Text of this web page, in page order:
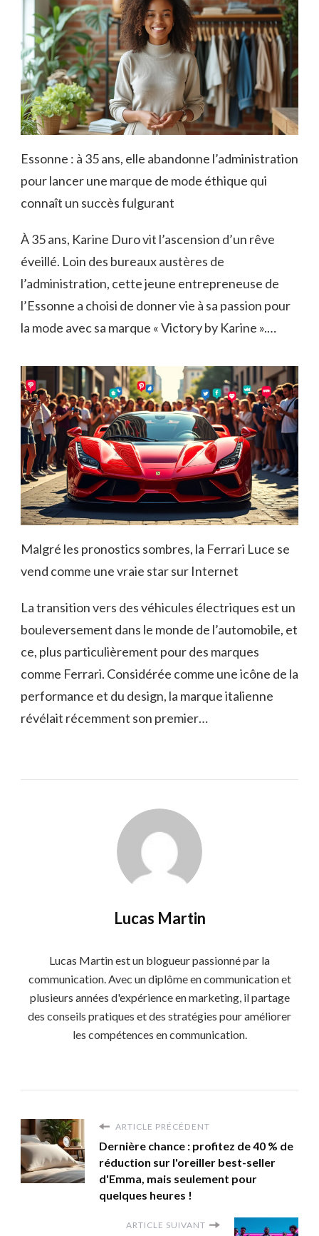
Essonne : à 35 ans, elle abandonne l’administration
pour lancer une marque de mode éthique qui
connaît un succès fulgurant
À 35 ans, Karine Duro vit l’ascension d’un rêve
éveillé. Loin des bureaux austères de
l’administration, cette jeune entrepreneuse de
l’Essonne a choisi de donner vie à sa passion pour
la mode avec sa marque « Victory by Karine ».…
Malgré les pronostics sombres, la Ferrari Luce se
vend comme une vraie star sur Internet
La transition vers des véhicules électriques est un
bouleversement dans le monde de l’automobile, et
ce, plus particulièrement pour des marques
comme Ferrari. Considérée comme une icône de la
performance et du design, la marque italienne
révélait récemment son premier…
Lucas Martin
Lucas Martin est un blogueur passionné par la
communication. Avec un diplôme en communication et
plusieurs années d'expérience en marketing, il partage
des conseils pratiques et des stratégies pour améliorer
les compétences en communication.
ARTICLE PRÉCÉDENT
Dernière chance : profitez de 40 % de
réduction sur l'oreiller best-seller
d'Emma, mais seulement pour
quelques heures !
ARTICLE SUIVANT